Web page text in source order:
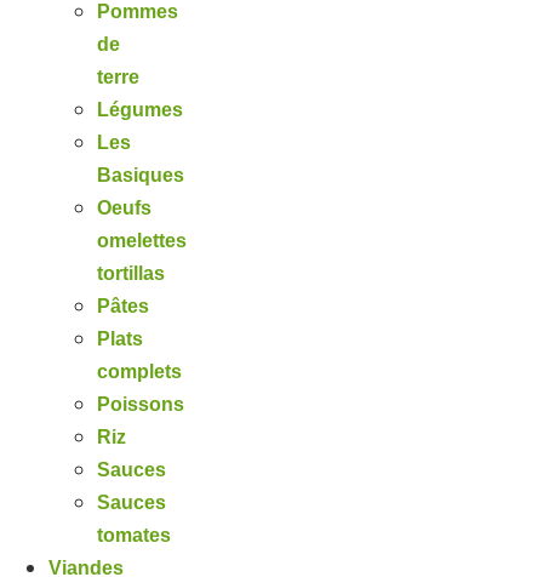
Pommes
de
terre
Légumes
Les
Basiques
Oeufs
omelettes
tortillas
Pâtes
Plats
complets
Poissons
Riz
Sauces
Sauces
tomates
Viandes